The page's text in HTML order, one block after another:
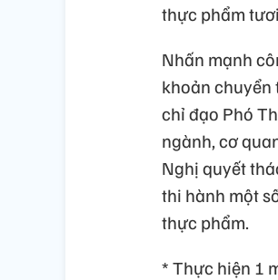
thực phẩm
Nhấn mạnh
khoản chuyển
chỉ đạo Phó
ngành, cơ
Nghị quyết
thi hành một
thực phẩm.
* Thực hiện 1